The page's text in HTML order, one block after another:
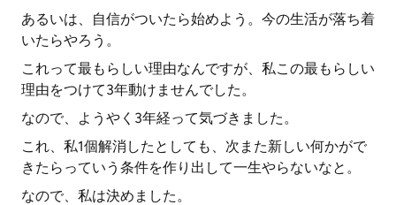
あるいは、自信がついたら始めよう。今の生活が落ち着
いたらやろう。
これって最もらしい理由なんですが、私この最もらしい
理由をつけて3年動けませんでした。
なので、ようやく3年経って気づきました。
これ、私1個解消したとしても、次また新しい何かがで
きたらっていう条件を作り出して一生やらないなと。
なので、私は決めました。